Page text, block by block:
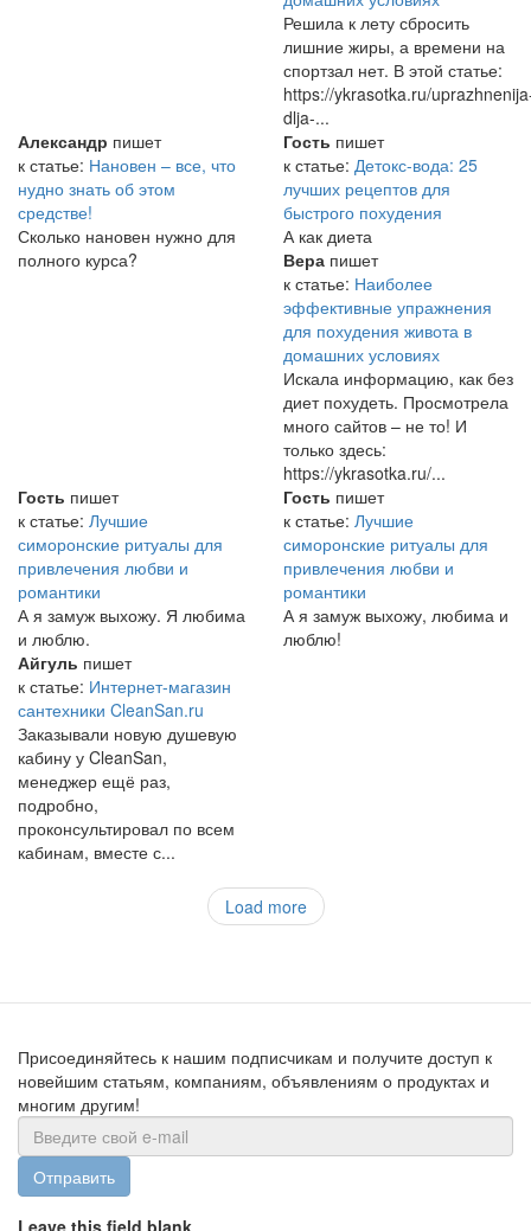
Решила к лету сбросить
лишние жиры, а времени на
спортзал нет. В этой статье:
https://ykrasotka.ru/
dlja-...
Александр пишет
к статье: Нановен – все, что
нудно знать об этом
средстве!
Сколько нановен нужно для
полного курса?
Гость пишет
к статье: Детокс-вода: 25
лучших рецептов для
быстрого похудения
А как диета
Вера пишет
к статье: Наиболее
эффективные упражнения
для похудения живота в
домашних условиях
Искала информацию, как без
диет похудеть. Просмотрела
много сайтов – не то! И
только здесь:
https://ykrasotka.ru/...
Гость пишет
к статье: Лучшие
симоронские ритуалы для
привлечения любви и
романтики
А я замуж выхожу. Я любима
и люблю.
Гость пишет
к статье: Лучшие
симоронские ритуалы для
привлечения любви и
романтики
А я замуж выхожу, любима и
люблю!
Айгуль пишет
к статье: Интернет-магазин
сантехники CleanSan.ru
Заказывали новую душевую
кабину у CleanSan,
менеджер ещё раз,
подробно,
проконсультировал по всем
кабинам, вместе с...
Load more
Присоединяйтесь к нашим подписчикам и получите доступ к
новейшим статьям, компаниям, объявлениям о продуктах и
многим другим!
Отправить